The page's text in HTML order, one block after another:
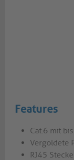
Features
Cat.6 mit
Vergoldete
RJ45